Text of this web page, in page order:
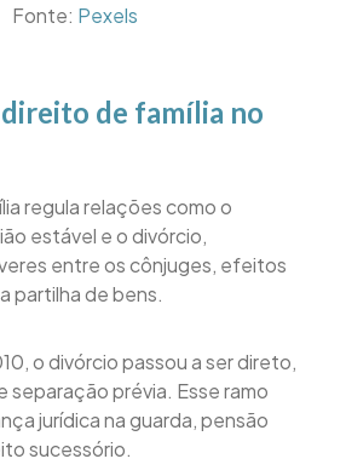
Fonte: Pexels
de família no
regula relações como o
estável e o divórcio,
entre os cônjuges, efeitos
partilha de bens.
o divórcio passou a ser direto,
separação prévia. Esse ramo
jurídica na guarda, pensão
sucessório.